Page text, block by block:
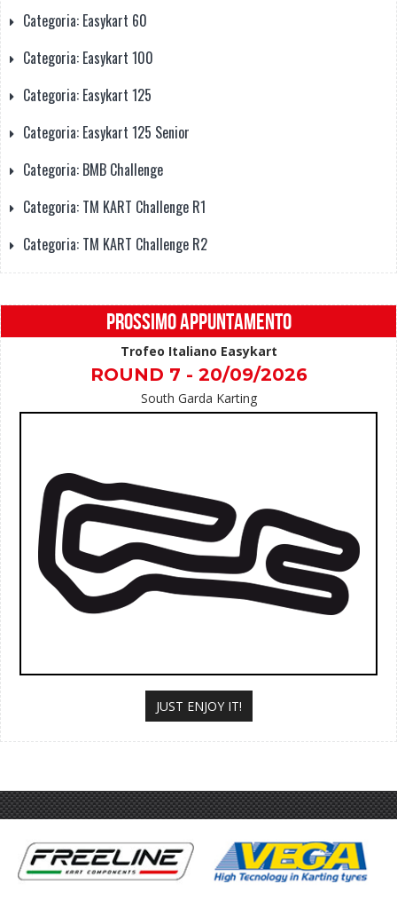
Categoria: Easykart 60
Categoria: Easykart 100
Categoria: Easykart 125
Categoria: Easykart 125 Senior
Categoria: BMB Challenge
Categoria: TM KART Challenge R1
Categoria: TM KART Challenge R2
PROSSIMO APPUNTAMENTO
Trofeo Italiano Easykart
ROUND 7 - 20/09/2026
South Garda Karting
JUST ENJOY IT!